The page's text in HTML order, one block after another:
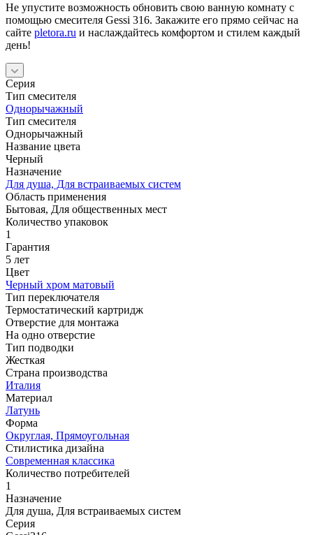
Не упустите возможность обновить свою ванную комнату с
помощью смесителя Gessi 316. Закажите его прямо сейчас на
сайте pletora.ru и наслаждайтесь комфортом и стилем каждый
день!
Серия
Тип смесителя
Однорычажный
Тип смесителя
Однорычажный
Название цвета
Черный
Назначение
Для душа, Для встраиваемых систем
Область применения
Бытовая, Для общественных мест
Количество упаковок
1
Гарантия
5 лет
Цвет
Черный хром матовый
Тип переключателя
Термостатический картридж
Отверстие для монтажа
На одно отверстие
Тип подводки
Жесткая
Страна производства
Италия
Материал
Латунь
Форма
Округлая, Прямоугольная
Стилистика дизайна
Современная классика
Количество потребителей
1
Назначение
Для душа, Для встраиваемых систем
Серия